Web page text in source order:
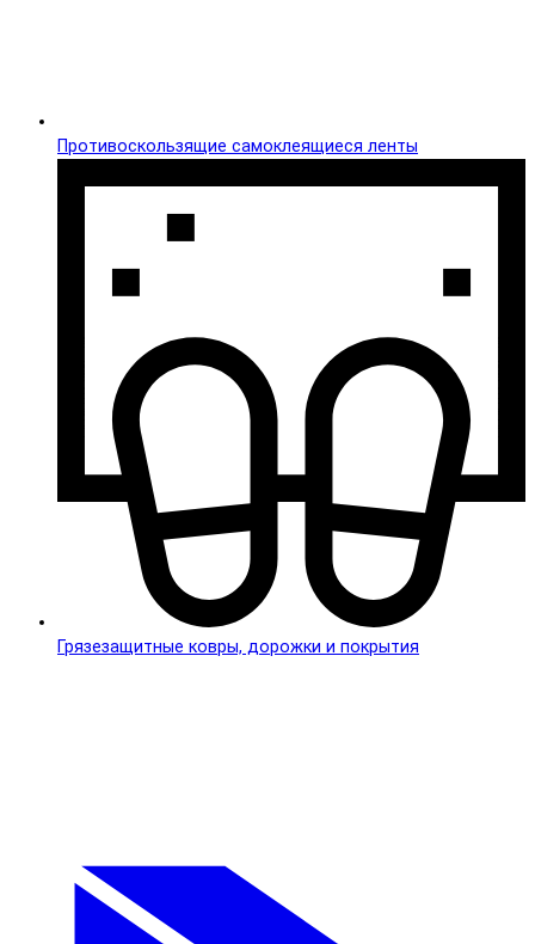
Противоскользящие самоклеящиеся ленты
Грязезащитные ковры, дорожки и покрытия